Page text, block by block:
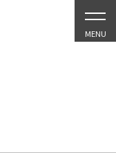
MENU